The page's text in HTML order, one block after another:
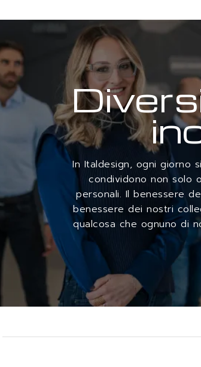
In Italdesign, ogni giorno
condividono non solo
personali. Il benessere
benessere dei nostri
qualcosa che ognuno di